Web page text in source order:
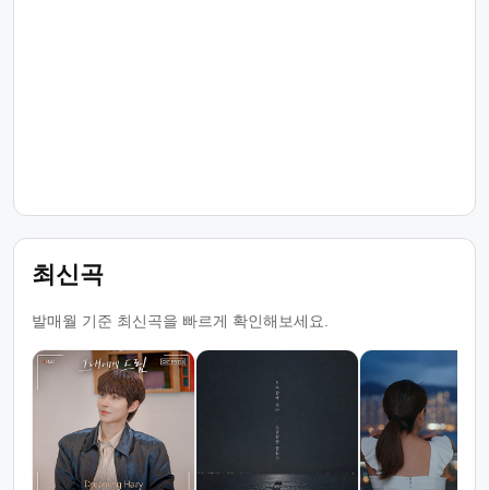
최신곡
발매월 기준 최신곡을 빠르게 확인해보세요.